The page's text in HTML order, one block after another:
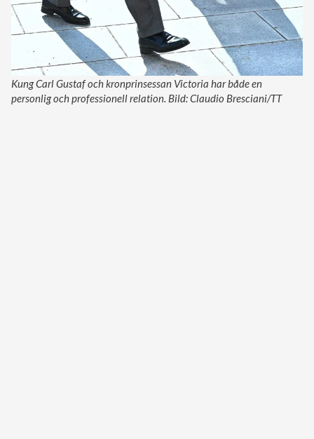
Kung Carl Gustaf och kronprinsessan Victoria har både en
personlig och professionell relation. Bild: Claudio Bresciani/TT